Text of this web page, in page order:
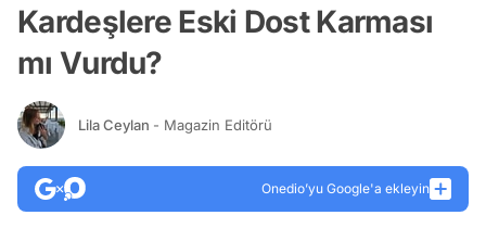
Kardeşlere Eski Dost Karması
mı Vurdu?
Lila Ceylan - Magazin Editörü
Onedio’yu Google'a ekleyin